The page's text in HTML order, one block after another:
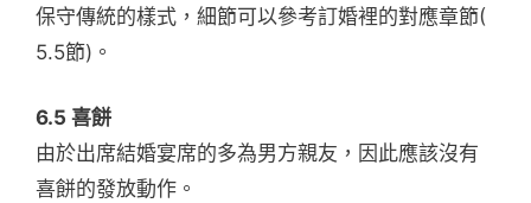
保守傳統的樣式，細節可以參考訂婚裡的對應章節(
5.5節)。
6.5 喜餅
由於出席結婚宴席的多為男方親友，因此應該沒有
喜餅的發放動作。